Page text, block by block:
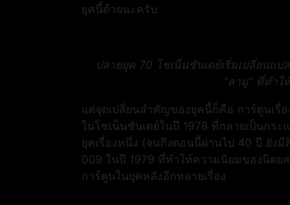
ยุคนี้ด้วยนะครับ
ปลายยุค 70 โชเน็นซันเดย์เริ่มเปลี่ยนแ
“ลามู” ที่ทำใ
แต่จุดเปลี่ยนสำคัญของยุคนี้ก็คือ การ์ตูนเรื่
ในโชเน็นซันเดย์ในปี 1978 ที่กลายเป็นกร
ยุคเรื่องหนึ่ง (จนถึงตอนนี้ผ่านไป 40 ปี ยัง
009 ในปี 1979 ที่ทำให้ความนิยมของนิตย
การ์ตูนในยุคหลังอีกหลายเรื่อง